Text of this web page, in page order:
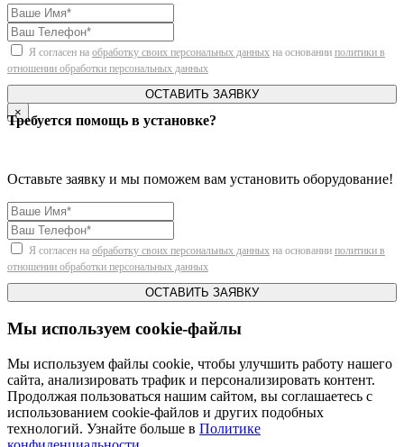
Я согласен на обработку своих персональных данных на основании политики в
отношении обработки персональных данных
ОСТАВИТЬ ЗАЯВКУ
×
Требуется помощь в установке?
Оставьте заявку и мы поможем вам установить оборудование!
Я согласен на обработку своих персональных данных на основании политики в
отношении обработки персональных данных
ОСТАВИТЬ ЗАЯВКУ
Мы используем cookie-файлы
Мы используем файлы cookie, чтобы улучшить работу нашего
сайта, анализировать трафик и персонализировать контент.
Продолжая пользоваться нашим сайтом, вы соглашаетесь с
использованием cookie-файлов и других подобных
технологий. Узнайте больше в Политике